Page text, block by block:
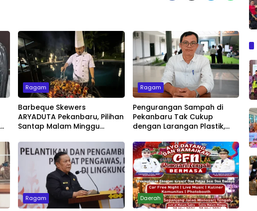
Ragam
Barbeque Skewers
ARYADUTA Pekanbaru, Pilihan
Santap Malam Minggu
Ragam
Pengurangan Sampah di
Pekanbaru Tak Cukup
dengan Larangan Plastik,
Penentu
Ragam Daerah